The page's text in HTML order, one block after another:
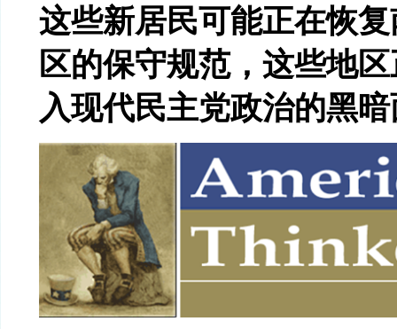
这些新居民可能正在恢
区的保守规范，这些地
入现代民主党政治的黑